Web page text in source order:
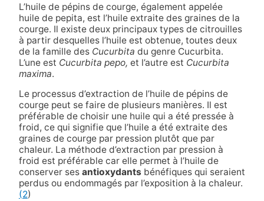
L’huile de pépins de courge, également appelée
huile de pepita, est l’huile extraite des graines de la
courge. Il existe deux principaux types de citrouilles
à partir desquelles l’huile est obtenue, toutes deux
de la famille des Cucurbita du genre Cucurbita.
L’une est Cucurbita pepo, et l’autre est Cucurbita
maxima.
Le processus d’extraction de l’huile de pépins de
courge peut se faire de plusieurs manières. Il est
préférable de choisir une huile qui a été pressée à
froid, ce qui signifie que l’huile a été extraite des
graines de courge par pression plutôt que par
chaleur. La méthode d’extraction par pression à
froid est préférable car elle permet à l’huile de
conserver ses antioxydants bénéfiques qui seraient
perdus ou endommagés par l’exposition à la chaleur.
(2)